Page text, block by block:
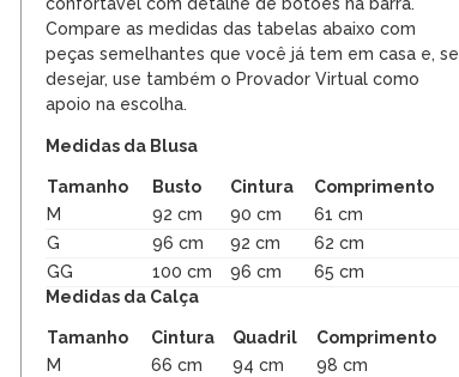
confortável com detalhe de botões na barra.
Compare as medidas das tabelas abaixo com
peças semelhantes que você já tem em casa e, se
desejar, use também o Provador Virtual como
apoio na escolha.
Medidas da Blusa
Tamanho Busto Cintura
Comprimento
M
92 cm 90 cm
61 cm
G
96 cm 92 cm
62 cm
GG
100 cm 96 cm
65 cm
Medidas da Calça
Tamanho Cintura Quadril
Comprimento
M
66 cm 94 cm
98 cm